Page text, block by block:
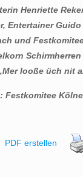
Henriette
Entertainer
und
Schirmherren
looße üch nit
Festkomitee
PDF erstellen